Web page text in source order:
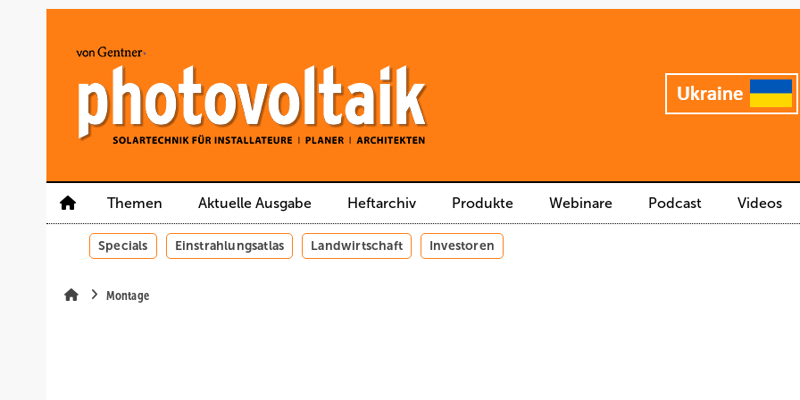
Themen Aktuelle Ausgabe Heftarchiv Produkte Webinare Podcast Videos
Specials Einstrahlungsatlas Landwirtschaft Investoren
Montage